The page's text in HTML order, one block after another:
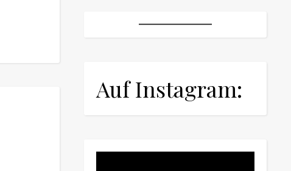
Auf Instagram: